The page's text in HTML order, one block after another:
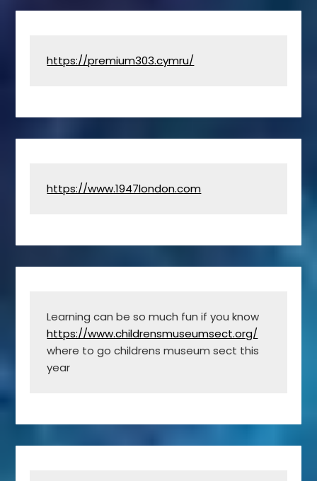
https://premium303.cymru/
https://www.1947london.com
https://www.childrensmuseumsect.org/
where to go childrens museum sect this
year